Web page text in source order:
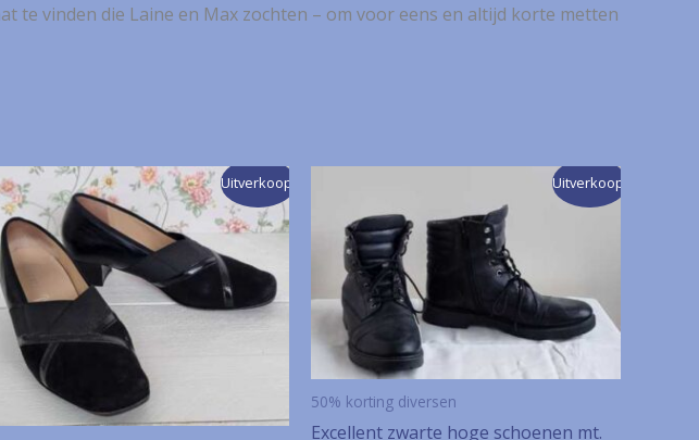
te vinden die Laine en Max zochten – om voor eens en altijd korte metten
Uitverkoop! Uitverkoop!
50% korting diversen
Excellent zwarte hoge schoenen mt.